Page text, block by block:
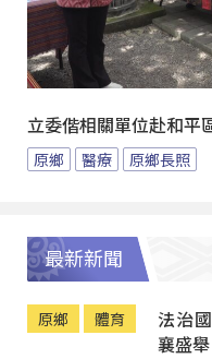
立委偕相關單位赴和平
原鄉 醫療 原鄉長照
最新新聞
原鄉 體育
法治
襄盛舉